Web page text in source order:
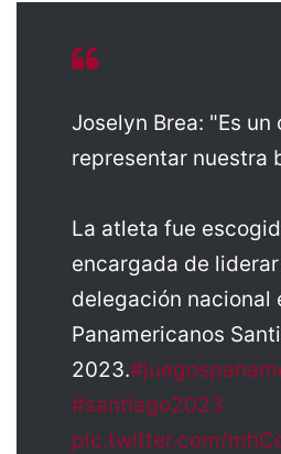
Joselyn Brea: "Es un
representar nuestra
La atleta fue
encargada de
delegación nacional
Panamericanos
2023.
#santiago2023
pic.twitter.com/